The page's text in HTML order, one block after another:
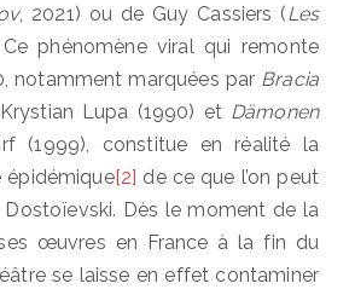
, 2021) ou de Guy Cassiers (Les
Ce phénomène viral qui remonte
notamment marquées par Bracia
Lupa (1990) et Dämonen
(1999), constitue en réalité la
épidémique[2] de ce que l’on peut
Dès le moment de la
œuvres en France à la fin du
se laisse en effet contaminer